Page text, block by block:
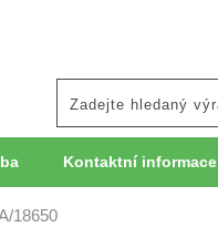
Kontaktní informace
18650